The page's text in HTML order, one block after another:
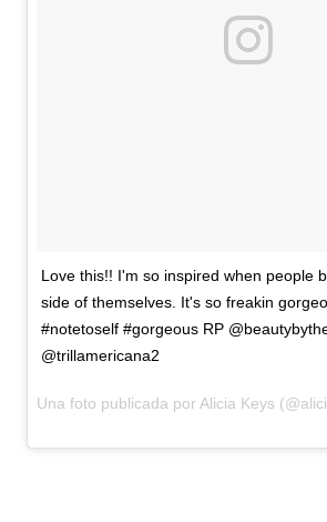
Love this!! I'm so inspired when people
side of themselves. It's so freakin
#notetoself #gorgeous RP
@trillamericana2
Una foto publicada por Alicia Keys